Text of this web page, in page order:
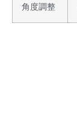
角度調整